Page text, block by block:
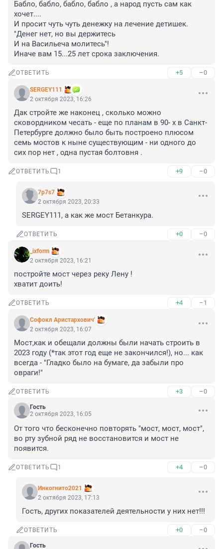
Бабло, бабло, бабло, бабло , а народ пусть сам как
хочет....
И просит чуть чуть денежку на лечение детишек.
"Денег нет, но вы держитесь
И на Васильеча молитесь"!
Иначе вам 15...25 лет срока заключения.
ОТВЕТИТЬ +5 –0
SERGEY111
2 октября 2023, 16:26
Дак стройте же наконец , сколько можно
сковордником чесать - еще по планам в 90- х в Санкт-
Петербурге должно было быть построено плюсом
семь мостов к ныне существующим - ни одного до
сих пор нет , одна пустая болтовня .
ОТВЕТИТЬ 1 +9 –0
7p7s7
2 октября 2023, 20:33
SERGEY111, а как же мост Бетанкура.
ОТВЕТИТЬ +0 –0
_ixform
2 октября 2023, 16:21
постройте мост через реку Лену !
хватит доить!
ОТВЕТИТЬ +4 –1
Софокл Аристархович'
2 октября 2023, 16:07
Мост,как и обещали должны были начать строить в
2023 году (*так этот год еще не закончился!), но... как
всегда - "Гладко было на бумаге, да забыли про
овраги!"
ОТВЕТИТЬ +3 –0
Гость
2 октября 2023, 16:05
От того что бесконечно повторять "мост, мост, мост",
во рту зубной ряд не восстановится и мост не
появится.
ОТВЕТИТЬ 1 +4 –0
Инкогнито2021
2 октября 2023, 17:13
Гость, других показателей деятельности у них нет!!!
ОТВЕТИТЬ +0 –0
Гость